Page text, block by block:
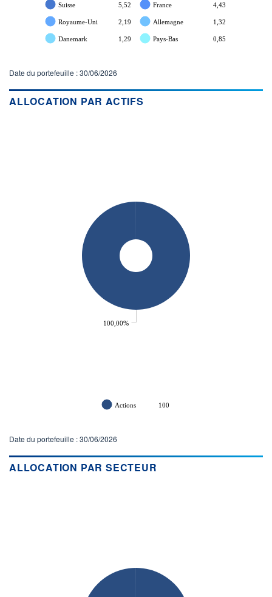
Suisse 5,52 France 4,43
Royaume-Uni 2,19 Allemagne 1,32
Danemark 1,29 Pays-Bas 0,85
Date du portefeuille : 30/06/2026
ALLOCATION PAR ACTIFS
100,00%
Actions 100
Date du portefeuille : 30/06/2026
ALLOCATION PAR SECTEUR